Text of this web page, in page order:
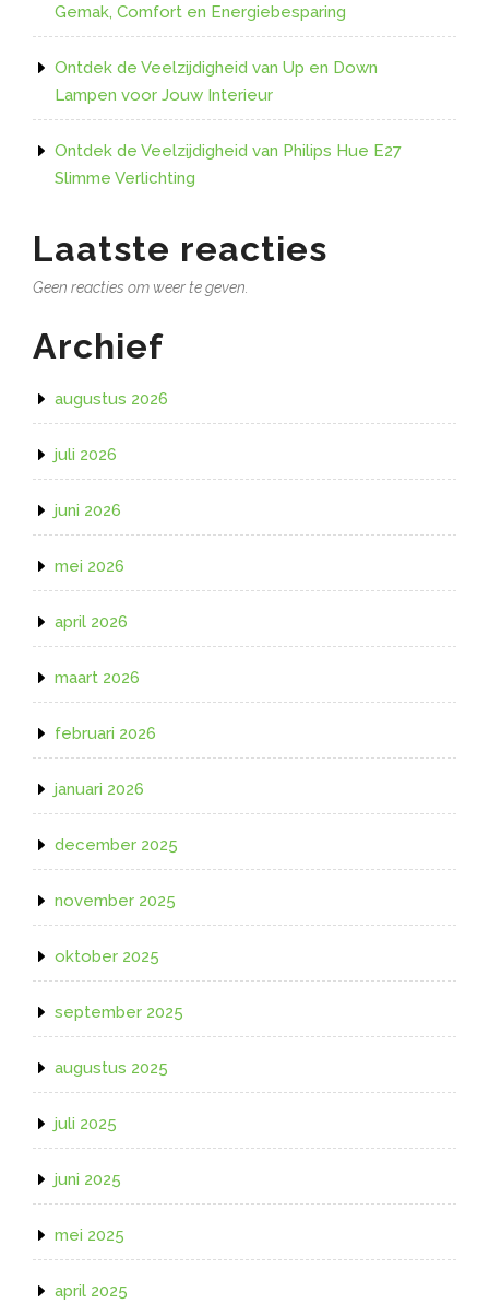
Gemak, Comfort en Energiebesparing
Ontdek de Veelzijdigheid van Up en Down
Lampen voor Jouw Interieur
Ontdek de Veelzijdigheid van Philips Hue E27
Slimme Verlichting
Laatste reacties
Geen reacties om weer te geven.
Archief
augustus 2026
juli 2026
juni 2026
mei 2026
april 2026
maart 2026
februari 2026
januari 2026
december 2025
november 2025
oktober 2025
september 2025
augustus 2025
juli 2025
juni 2025
mei 2025
april 2025